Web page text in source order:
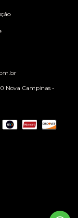
Nova Campinas -